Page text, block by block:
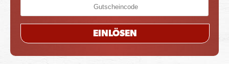
EINLÖSEN